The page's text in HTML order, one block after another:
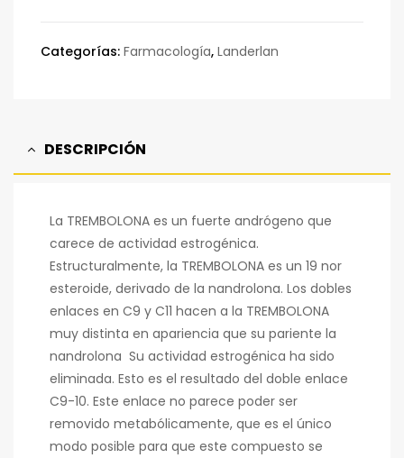
Categorías: Farmacología, Landerlan
DESCRIPCIÓN
La TREMBOLONA es un fuerte andrógeno que
carece de actividad estrogénica.
Estructuralmente, la TREMBOLONA es un 19 nor
esteroide, derivado de la nandrolona. Los dobles
enlaces en C9 y C11 hacen a la TREMBOLONA
muy distinta en apariencia que su pariente la
nandrolona Su actividad estrogénica ha sido
eliminada. Esto es el resultado del doble enlace
C9-10. Este enlace no parece poder ser
removido metabólicamente, que es el único
modo posible para que este compuesto se